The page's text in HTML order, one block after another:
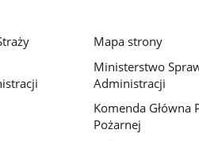
Mapa strony
Ministerstwo
Administracji
Komenda Główna
Pożarnej